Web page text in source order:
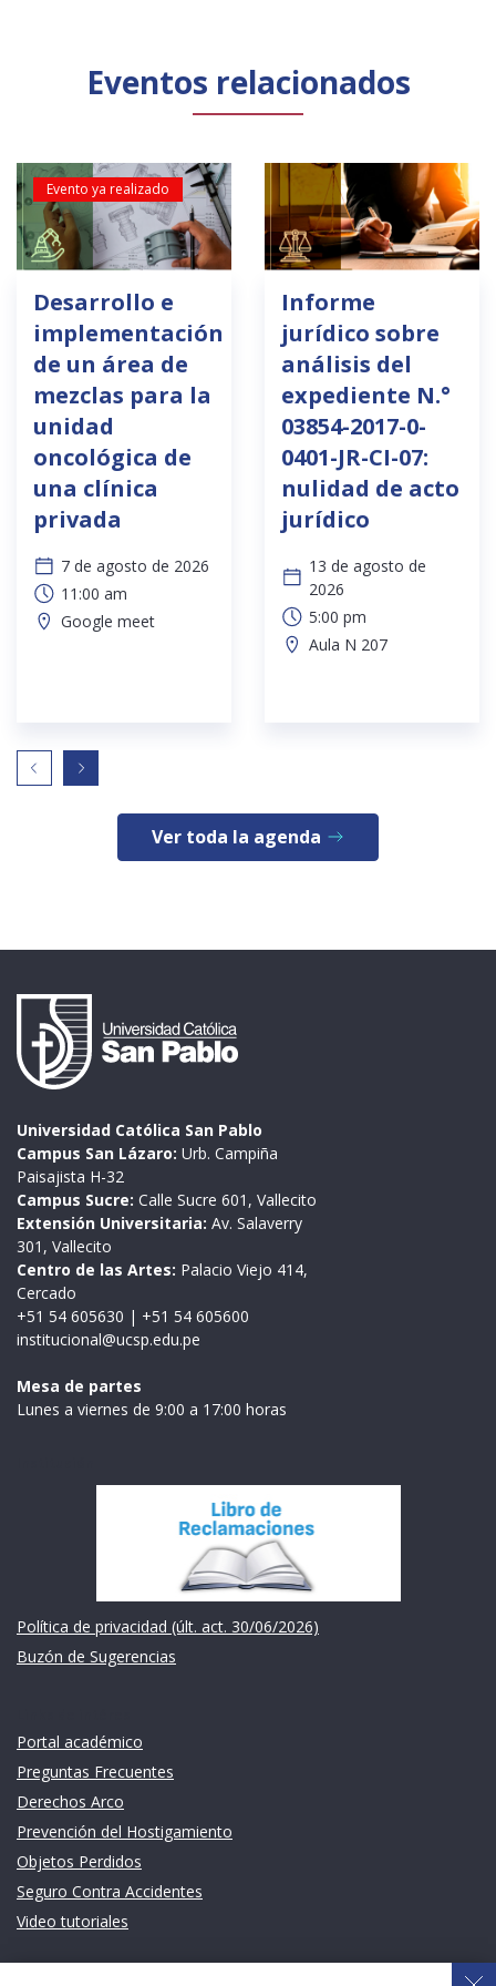
Eventos relacionados
Evento ya realizado
Desarrollo e
implementación
de un área de
mezclas para la
unidad
oncológica de
una clínica
privada
7 de agosto de 2026
11:00 am
Google meet
Informe
jurídico sobre
análisis del
expediente N.°
03854-2017-0-
0401-JR-CI-07:
nulidad de acto
jurídico
13 de agosto de
2026
5:00 pm
Aula N 207
Ver toda la agenda
Universidad Católica San Pablo
Campus San Lázaro: Urb. Campiña
Paisajista H-32
Campus Sucre: Calle Sucre 601, Vallecito
Extensión Universitaria: Av. Salaverry
301, Vallecito
Centro de las Artes: Palacio Viejo 414,
Cercado
+51 54 605630 | +51 54 605600
institucional@ucsp.edu.pe
Mesa de partes
Lunes a viernes de 9:00 a 17:00 horas
Política de privacidad (últ. act. 30/06/2026)
Buzón de Sugerencias
Portal académico
Preguntas Frecuentes
Derechos Arco
Prevención del Hostigamiento
Objetos Perdidos
Seguro Contra Accidentes
Video tutoriales